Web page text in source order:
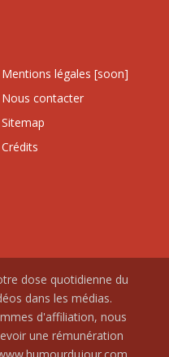
Mentions légales [soon]
Nous contacter
Sitemap
Crédits
dose quotidienne du
dans les médias.
d'affiliation, nous
une rémunération